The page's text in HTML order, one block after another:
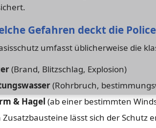
Gefahren deckt die
umfasst üblicherweise die
(Brand, Blitzschlag, Explosion)
(Rohrbruch,
& Hagel (ab einer bestimmten
Zusatzbausteine lässt sich der Schutz